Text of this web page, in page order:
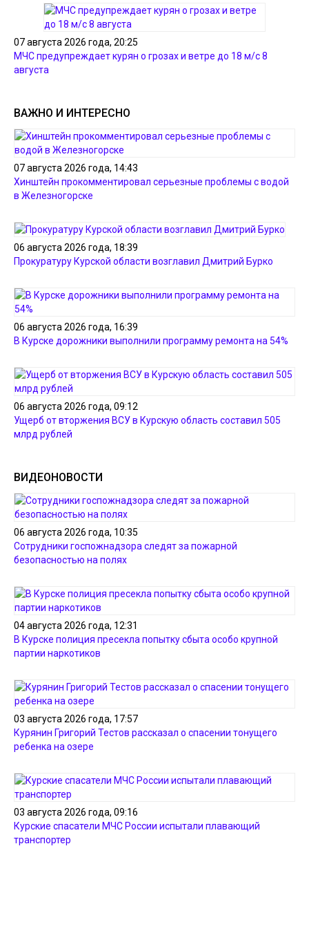
07 августа 2026 года, 20:25
МЧС предупреждает курян о грозах и ветре до 18 м/с 8
августа
ВАЖНО И ИНТЕРЕСНО
07 августа 2026 года, 14:43
Хинштейн прокомментировал серьезные проблемы с водой
в Железногорске
06 августа 2026 года, 18:39
Прокуратуру Курской области возглавил Дмитрий Бурко
06 августа 2026 года, 16:39
В Курске дорожники выполнили программу ремонта на 54%
06 августа 2026 года, 09:12
Ущерб от вторжения ВСУ в Курскую область составил 505
млрд рублей
ВИДЕОНОВОСТИ
06 августа 2026 года, 10:35
Сотрудники госпожнадзора следят за пожарной
безопасностью на полях
04 августа 2026 года, 12:31
В Курске полиция пресекла попытку сбыта особо крупной
партии наркотиков
03 августа 2026 года, 17:57
Курянин Григорий Тестов рассказал о спасении тонущего
ребенка на озере
03 августа 2026 года, 09:16
Курские спасатели МЧС России испытали плавающий
транспортер